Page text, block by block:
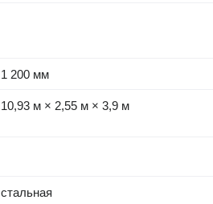
1 200 мм
10,93 м × 2,55 м × 3,9 м
стальная